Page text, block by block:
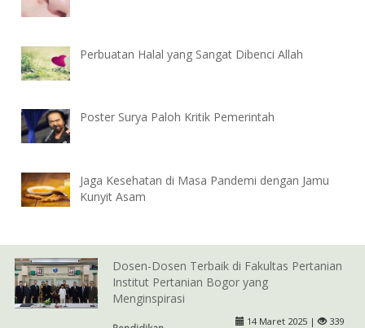
Perbuatan Halal yang Sangat Dibenci Allah
Poster Surya Paloh Kritik Pemerintah
Jaga Kesehatan di Masa Pandemi dengan Jamu
Kunyit Asam
Dosen-Dosen Terbaik di Fakultas Pertanian
Institut Pertanian Bogor yang
Menginspirasi
14 Maret 2025 | 339